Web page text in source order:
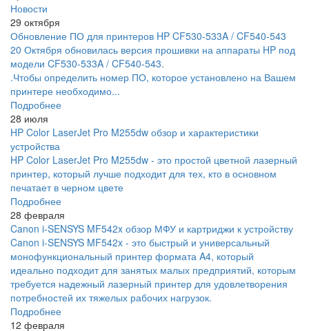
Новости
29 октября
Обновление ПО для принтеров HP CF530-533A / CF540-543
20 Октября обновилась версия прошивки на аппараты HP под
модели CF530-533A / CF540-543.
.Чтобы определить номер ПО, которое установлено на Вашем
принтере необходимо...
Подробнее
28 июля
HP Color LaserJet Pro M255dw обзор и характеристики
устройства
HP Color LaserJet Pro M255dw - это простой цветной лазерный
принтер, который лучше подходит для тех, кто в основном
печатает в черном цвете
Подробнее
28 февраля
Canon i-SENSYS MF542x обзор МФУ и картриджи к устройству
Canon i-SENSYS MF542x - это быстрый и универсальный
монофункциональный принтер формата A4, который
идеально подходит для занятых малых предприятий, которым
требуется надежный лазерный принтер для удовлетворения
потребностей их тяжелых рабочих нагрузок.
Подробнее
12 февраля